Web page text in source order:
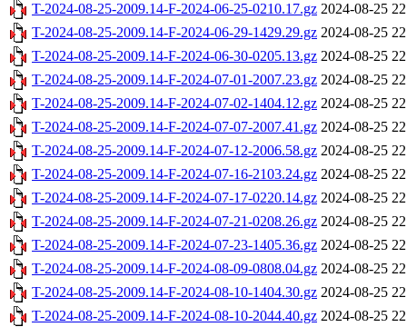
T-2024-08-25-2009.14-F-2024-06-25-0210.17.gz 2024-08-25
T-2024-08-25-2009.14-F-2024-06-29-1429.29.gz 2024-08-25
T-2024-08-25-2009.14-F-2024-06-30-0205.13.gz 2024-08-25
T-2024-08-25-2009.14-F-2024-07-01-2007.23.gz 2024-08-25
T-2024-08-25-2009.14-F-2024-07-02-1404.12.gz 2024-08-25
T-2024-08-25-2009.14-F-2024-07-07-2007.41.gz 2024-08-25
T-2024-08-25-2009.14-F-2024-07-12-2006.58.gz 2024-08-25
T-2024-08-25-2009.14-F-2024-07-16-2103.24.gz 2024-08-25
T-2024-08-25-2009.14-F-2024-07-17-0220.14.gz 2024-08-25
T-2024-08-25-2009.14-F-2024-07-21-0208.26.gz 2024-08-25
T-2024-08-25-2009.14-F-2024-07-23-1405.36.gz 2024-08-25
T-2024-08-25-2009.14-F-2024-08-09-0808.04.gz 2024-08-25
T-2024-08-25-2009.14-F-2024-08-10-1404.30.gz 2024-08-25
T-2024-08-25-2009.14-F-2024-08-10-2044.40.gz 2024-08-25